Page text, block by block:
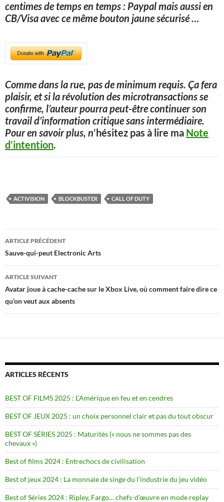
centimes de temps en temps : Paypal mais aussi en
CB/Visa avec ce même bouton jaune sécurisé…
Comme dans la rue, pas de minimum requis. Ça fera
plaisir, et si la révolution des microtransactions se
confirme, l’auteur pourra peut-être continuer son
travail d’information critique sans intermédiaire.
Pour en savoir plus, n‘hésitez pas à lire ma Note
d’intention.
ACTIVISION BLOCKBUSTER CALL OF DUTY
Navigation
des
articles
ARTICLE PRÉCÉDENT
Sauve-qui-peut Electronic Arts
ARTICLE SUIVANT
Avatar joue à cache-cache sur le Xbox Live, où comment faire dire ce
qu’on veut aux absents
ARTICLES RÉCENTS
BEST OF FILMS 2025 : L’Amérique en feu et en cendres
BEST OF JEUX 2025 : un choix personnel clair et pas du tout obscur
BEST OF SÉRIES 2025 : Maturités (« nous ne sommes pas des
chevaux »)
Best of films 2024 : Entrechocs de civilisation
Best of jeux 2024 : La monnaie de singe du l’industrie du jeu vidéo
Best of Séries 2024 : Ripley, Fargo… chefs-d’œuvre en mode replay